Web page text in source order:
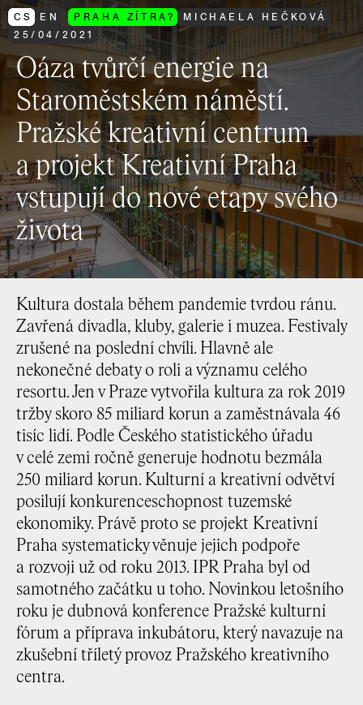
CS EN PRAHA ZÍTRA?
MICHAELA HEČKOVÁ
25/ 04/ 2021
Oáza tvůrčí energie na
Staroměstském náměstí.
Pražské kreativní centrum
a projekt Kreativní Praha
vstupují do nové etapy svého
života
Kultura dostala během pandemie tvrdou ránu.
Zavřená divadla, kluby, galerie i muzea. Festivaly
zrušené na poslední chvíli. Hlavně ale
nekonečné debaty o roli a významu celého
resortu. Jen v Praze vytvořila kultura za rok 2019
tržby skoro 85 miliard korun a zaměstnávala 46
tisíc lidí. Podle Českého statistického úřadu
v celé zemi ročně generuje hodnotu bezmála
250 miliard korun. Kulturní a kreativní odvětví
posilují konkurenceschopnost tuzemské
ekonomiky. Právě proto se projekt Kreativní
Praha systematicky věnuje jejich podpoře
a rozvoji už od roku 2013. IPR Praha byl od
samotného začátku u toho. Novinkou letošního
roku je dubnová konference Pražské kulturní
fórum a příprava inkubátoru, který navazuje na
zkušební tříletý provoz Pražského kreativního
centra.